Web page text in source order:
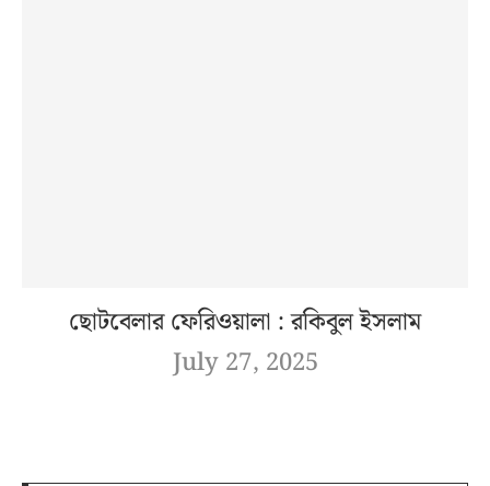
ছোটবেলার ফেরিওয়ালা : রকিবুল ইসলাম
July 27, 2025